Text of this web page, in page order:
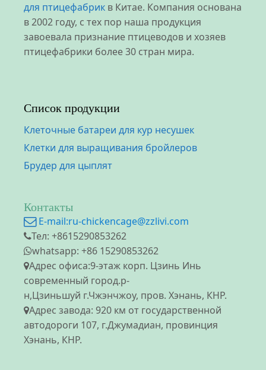
для птицефабрик в Китае. Компания основана
в 2002 году, с тех пор наша продукция
завоевала признание птицеводов и хозяев
птицефабрики более 30 стран мира.
Список продукции
Клеточные батареи для кур несушек
Клетки для выращивания бройлеров
Брудер для цыплят
Контакты
E-mail:ru-chickencage@zzlivi.com
Тел: +8615290853262
whatsapp: +86 15290853262
Адрес офиса:9-этаж корп. Цзинь Инь
современный город.р-
н,Цзиньшуй г.Чжэнчжоу, пров. Хэнань, КНР.
Адрес завода: 920 км от государственной
автодороги 107, г.Джумадиан, провинция
Хэнань, КНР.